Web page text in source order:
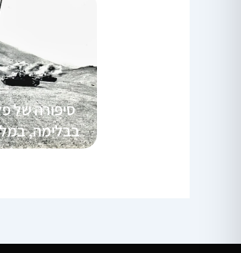
בבלימה,